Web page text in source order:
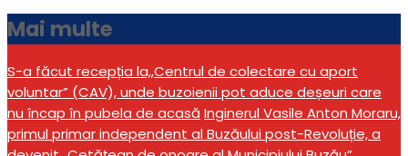
Mai multe
S-a făcut recepția la,,Centrul de colectare cu aport
voluntar” (CAV), unde buzoienii pot aduce deșeuri care
nu încap în pubela de acasă Inginerul Vasile Anton Moraru,
primul primar independent al Buzăului post-Revoluție, a